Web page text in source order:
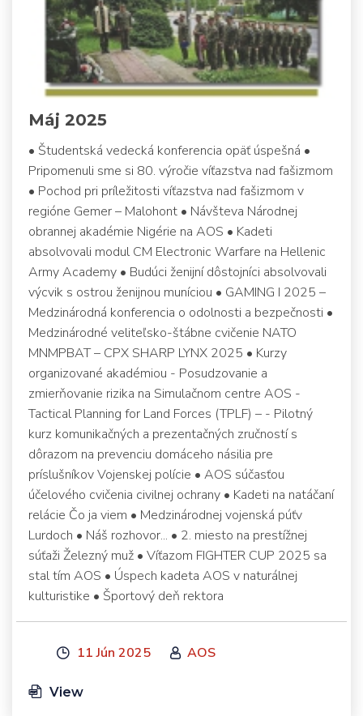
Máj 2025
• Študentská vedecká konferencia opäť úspešná •
Pripomenuli sme si 80. výročie víťazstva nad fašizmom
• Pochod pri príležitosti víťazstva nad fašizmom v
regióne Gemer – Malohont • Návšteva Národnej
obrannej akadémie Nigérie na AOS • Kadeti
absolvovali modul CM Electronic Warfare na Hellenic
Army Academy • Budúci ženijní dôstojníci absolvovali
výcvik s ostrou ženijnou muníciou • GAMING I 2025 –
Medzinárodná konferencia o odolnosti a bezpečnosti •
Medzinárodné veliteľsko-štábne cvičenie NATO
MNMPBAT – CPX SHARP LYNX 2025 • Kurzy
organizované akadémiou - Posudzovanie a
zmierňovanie rizika na Simulačnom centre AOS -
Tactical Planning for Land Forces (TPLF) – - Pilotný
kurz komunikačných a prezentačných zručností s
dôrazom na prevenciu domáceho násilia pre
príslušníkov Vojenskej polície • AOS súčasťou
účelového cvičenia civilnej ochrany • Kadeti na natáčaní
relácie Čo ja viem • Medzinárodnej vojenská púťv
Lurdoch • Náš rozhovor... • 2. miesto na prestížnej
súťaži Železný muž • Víťazom FIGHTER CUP 2025 sa
stal tím AOS • Úspech kadeta AOS v naturálnej
kulturistike • Športový deň rektora
11 Jún 2025 AOS
View